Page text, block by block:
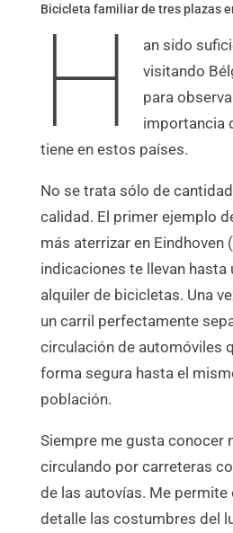
Bicicleta familiar de tres plazas
H
an sido
visitando
para
importancia
tiene en estos países.
No se trata sólo de
calidad. El primer ejemplo
más aterrizar en Eindhoven
indicaciones te llevan hasta
alquiler de bicicletas. Una
un carril perfectamente
circulación de automóviles
forma segura hasta el
población.
Siempre me gusta conocer
circulando por carreteras
de las autovías. Me permite
detalle las costumbres del